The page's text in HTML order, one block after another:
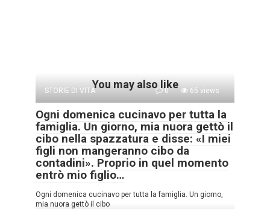
You may also like
STORIE DI VITA 0 65 views
Ogni domenica cucinavo per tutta la
famiglia. Un giorno, mia nuora gettò il
cibo nella spazzatura e disse: «I miei
figli non mangeranno cibo da
contadini». Proprio in quel momento
entrò mio figlio…
Ogni domenica cucinavo per tutta la famiglia. Un giorno,
mia nuora gettò il cibo